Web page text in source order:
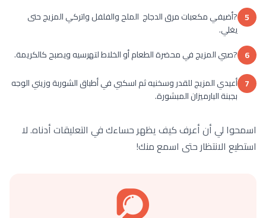
5 ?أضيفي مكعبات مرق الدجاج الملح والفلفل واتركي المزيج حتى
يغلي.
6 ?صبي المزيج في محضرة الطعام أو الخلاط لتهرسيه ويصبح كالكريمة.
7 أعيدي المزيج للقدر وسخنيه ثم اسكبي في أطباق الشوربة وزيني الوجه
بجبنة البارميزان المبشورة.
اسمحوا لي أن أعرف كيف يظهر حساءك في التعليقات أدناه. لا
استطيع الانتظار حتى اسمع منك!